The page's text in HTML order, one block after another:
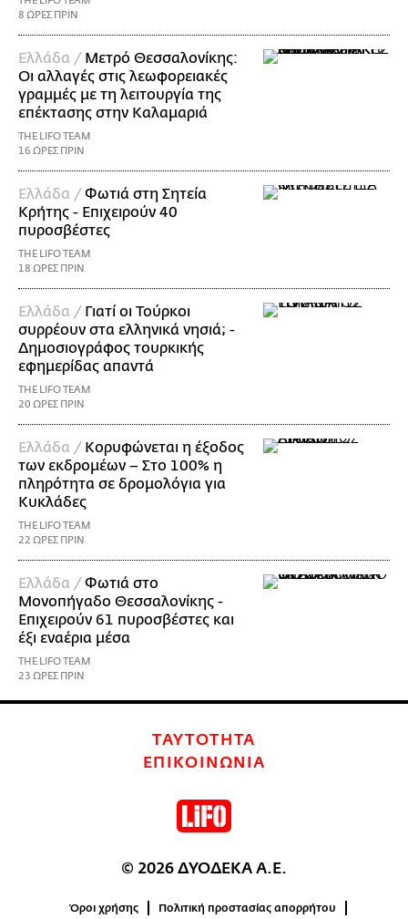
8 ΩΡΕΣ ΠΡΙΝ
Ελλάδα / Μετρό Θεσσαλονίκης:
Οι αλλαγές στις λεωφορειακές
γραμμές με τη λειτουργία της
επέκτασης στην Καλαμαριά
THE LIFO TEAM
16 ΩΡΕΣ ΠΡΙΝ
Ελλάδα /Φωτιά στη Σητεία
Κρήτης - Επιχειρούν 40
πυροσβέστες
THE LIFO TEAM
18 ΩΡΕΣ ΠΡΙΝ
Ελλάδα / Γιατί οι Τούρκοι
συρρέουν στα ελληνικά νησιά; -
Δημοσιογράφος τουρκικής
εφημερίδας απαντά
THE LIFO TEAM
20 ΩΡΕΣ ΠΡΙΝ
Ελλάδα / Κορυφώνεται η έξοδος
των εκδρομέων – Στο 100% η
πληρότητα σε δρομολόγια για
Κυκλάδες
THE LIFO TEAM
22 ΩΡΕΣ ΠΡΙΝ
Ελλάδα /Φωτιά στο
Μονοπήγαδο Θεσσαλονίκης -
Επιχειρούν 61 πυροσβέστες και
έξι εναέρια μέσα
THE LIFO TEAM
23 ΩΡΕΣ ΠΡΙΝ
ΤΑΥΤΟΤΗΤΑ
ΕΠΙΚΟΙΝΩΝΙΑ
© 2026 ΔΥΟΔΕΚΑ Α.Ε.
Όροι χρήσης Πολιτική προστασίας απορρήτου